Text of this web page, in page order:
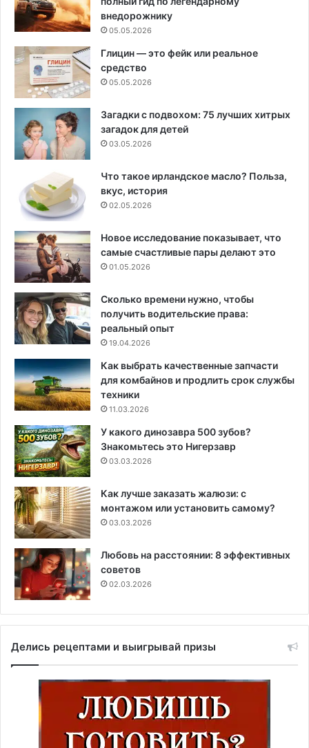
внедорожнику
05.05.2026
Глицин — это фейк или реальное
средство
05.05.2026
Загадки с подвохом: 75 лучших хитрых
загадок для детей
03.05.2026
Что такое ирландское масло? Польза,
вкус, история
02.05.2026
Новое исследование показывает, что
самые счастливые пары делают это
01.05.2026
Сколько времени нужно, чтобы
получить водительские права:
реальный опыт
19.04.2026
Как выбрать качественные запчасти
для комбайнов и продлить срок службы
техники
11.03.2026
У какого динозавра 500 зубов?
Знакомьтесь это Нигерзавр
03.03.2026
Как лучше заказать жалюзи: с
монтажом или установить самому?
03.03.2026
Любовь на расстоянии: 8 эффективных
советов
02.03.2026
Делись рецептами и выигрывай призы